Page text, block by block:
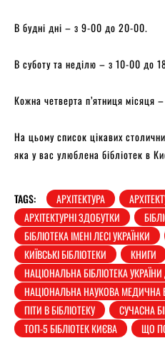
В будні дні – з 9-00 до 20-00.
В суботу та неділю – з 10-00 до
Кожна четверта п’ятниця місяця
На цьому список цікавих
яка у вас улюблена бібліотек в
TAGS: АРХІТЕКТУРА
АРХІТЕКТУРНІ ЗДОБУТКИ
БІБЛІОТЕКА ІМЕНІ ЛЕСІ УКРАЇНКИ
КИЇВСЬКІ БІБЛІОТЕКИ
КНИГИ
НАЦІОНАЛЬНА БІБЛІОТЕКА
НАЦІОНАЛЬНА НАУКОВА МЕДИЧНА
ПІТИ В БІБЛІОТЕКУ
СУЧАСНА
ТОП-5 БІБЛІОТЕК КИЄВА
ЩО